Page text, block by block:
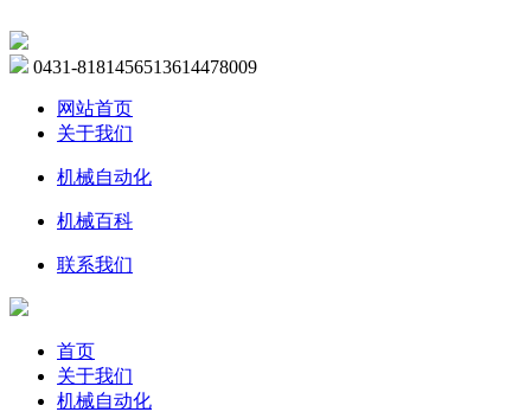
0431-8181456513614478009
网站首页
关于我们
机械自动化
机械百科
联系我们
首页
关于我们
机械自动化